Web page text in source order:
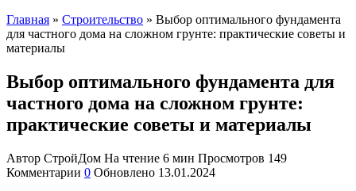
Главная » Строительство » Выбор оптимального фундамента
для частного дома на сложном грунте: практические советы и
материалы
Выбор оптимального фундамента для
частного дома на сложном грунте:
практические советы и материалы
Автор СтройДом На чтение 6 мин Просмотров 149
Комментарии 0 Обновлено 13.01.2024